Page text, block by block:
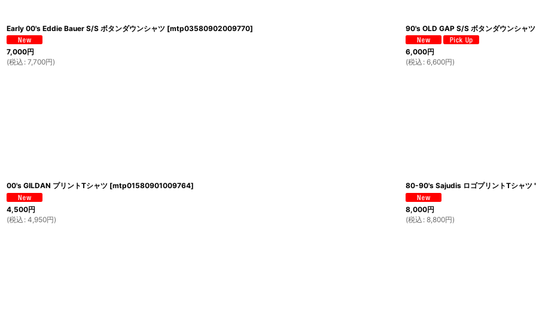
Early 00's Eddie Bauer S/S ボタンダウンシャツ [mtp03580902009770]
7,000円
(税込 : 7,700円)
90's OLD GAP S/S ボタンダウンシャ
6,000円
(税込 : 6,600円)
00's GILDAN プリントTシャツ [mtp01580901009764]
4,500円
(税込 : 4,950円)
80-90's Sajudis ロゴプリントTシャツ
8,000円
(税込 : 8,800円)